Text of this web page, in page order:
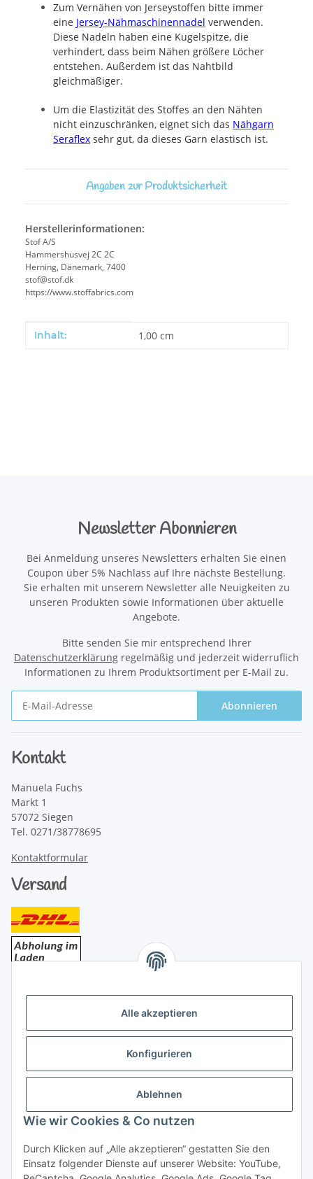
Alle akzeptieren
Konfigurieren
Ablehnen
Wie wir Cookies & Co nutzen
Durch Klicken auf „Alle akzeptieren“ gestatten Sie den
Einsatz folgender Dienste auf unserer Website: YouTube,
Zum Vernähen von Jerseystoffen bitte immer
eine Jersey-Nähmaschinennadel verwenden.
Diese Nadeln haben eine Kugelspitze, die
verhindert, dass beim Nähen größere Löcher
entstehen. Außerdem ist das Nahtbild
gleichmäßiger.
Um die Elastizität des Stoffes an den Nähten
nicht einzuschränken, eignet sich das Nähgarn
Seraflex sehr gut, da dieses Garn elastisch ist.
Angaben zur Produktsicherheit
Herstellerinformationen:
Stof A/S
Hammershusvej 2C 2C
Herning, Dänemark, 7400
stof@stof.dk
https://www.stoffabrics.com
Produkteigenschaft
Wert
Inhalt: 1,00 cm
Newsletter Abonnieren
Bei Anmeldung unseres Newsletters erhalten Sie einen
Coupon über 5% Nachlass auf Ihre nächste Bestellung.
Sie erhalten mit unserem Newsletter alle Neuigkeiten zu
unseren Produkten sowie Informationen über aktuelle
Angebote.
Bitte senden Sie mir entsprechend Ihrer
Datenschutzerklärung regelmäßig und jederzeit widerruflich
Informationen zu Ihrem Produktsortiment per E-Mail zu.
Abonnieren
Kontakt
Manuela Fuchs
Markt 1
57072 Siegen
Tel. 0271/38778695
Kontaktformular
Versand
Rechtliches
Vertrag widerrufen